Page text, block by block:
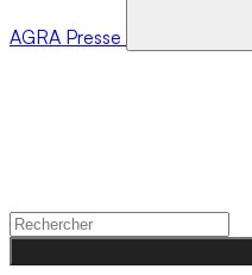
AGRA Presse